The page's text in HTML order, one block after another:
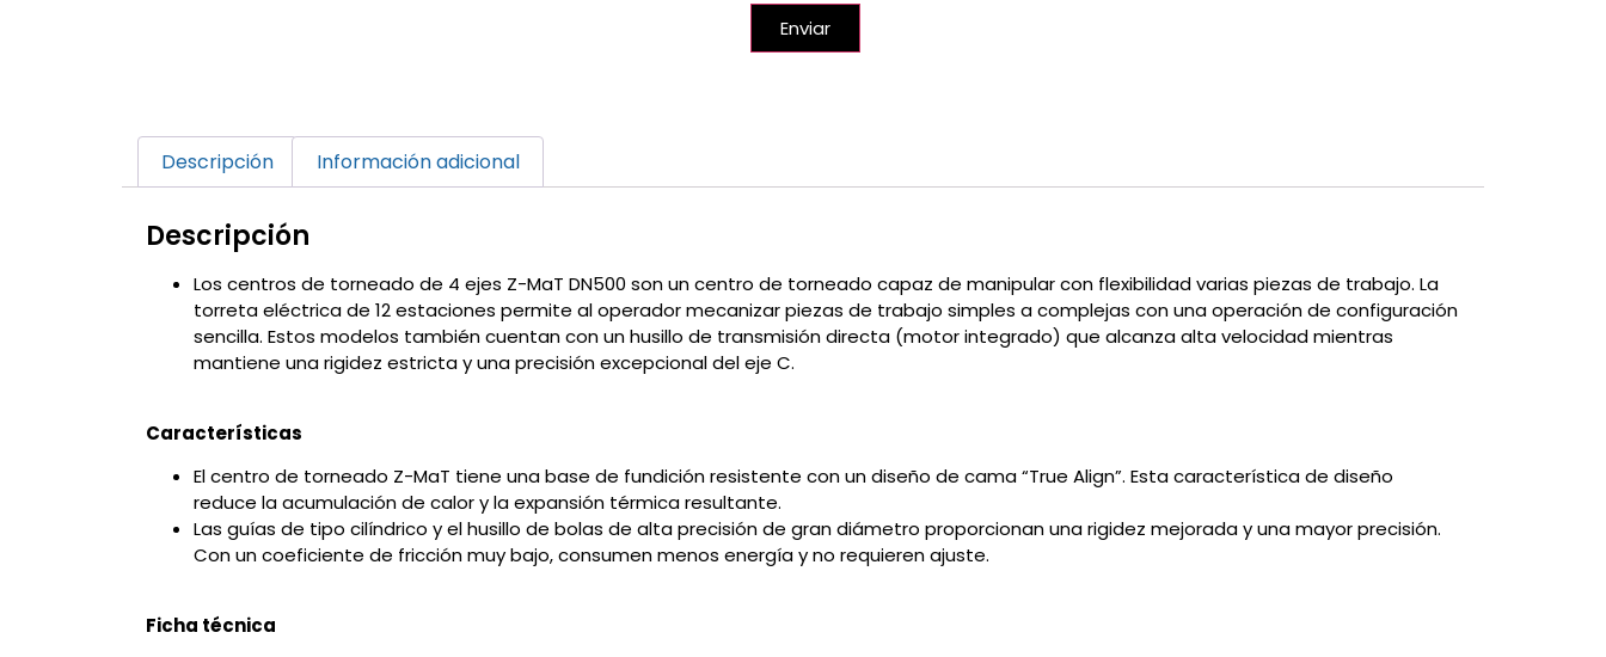
Enviar
Descripción Información adicional
Descripción
Los centros de torneado de 4 ejes Z-MaT DN500 son un centro de torneado capaz de manipular con flexibilidad varias piezas de trabajo. La
torreta eléctrica de 12 estaciones permite al operador mecanizar piezas de trabajo simples a complejas con una operación de configuración
sencilla. Estos modelos también cuentan con un husillo de transmisión directa (motor integrado) que alcanza alta velocidad mientras
mantiene una rigidez estricta y una precisión excepcional del eje C.
Características
El centro de torneado Z-MaT tiene una base de fundición resistente con un diseño de cama “True Align”. Esta característica de diseño
reduce la acumulación de calor y la expansión térmica resultante.
Las guías de tipo cilíndrico y el husillo de bolas de alta precisión de gran diámetro proporcionan una rigidez mejorada y una mayor precisión.
Con un coeficiente de fricción muy bajo, consumen menos energía y no requieren ajuste.
Ficha técnica